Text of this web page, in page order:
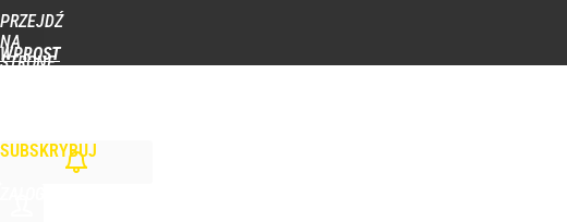
PRZEJDŹ
NA
STRONĘ
WPROST
SUBSKRYBUJ